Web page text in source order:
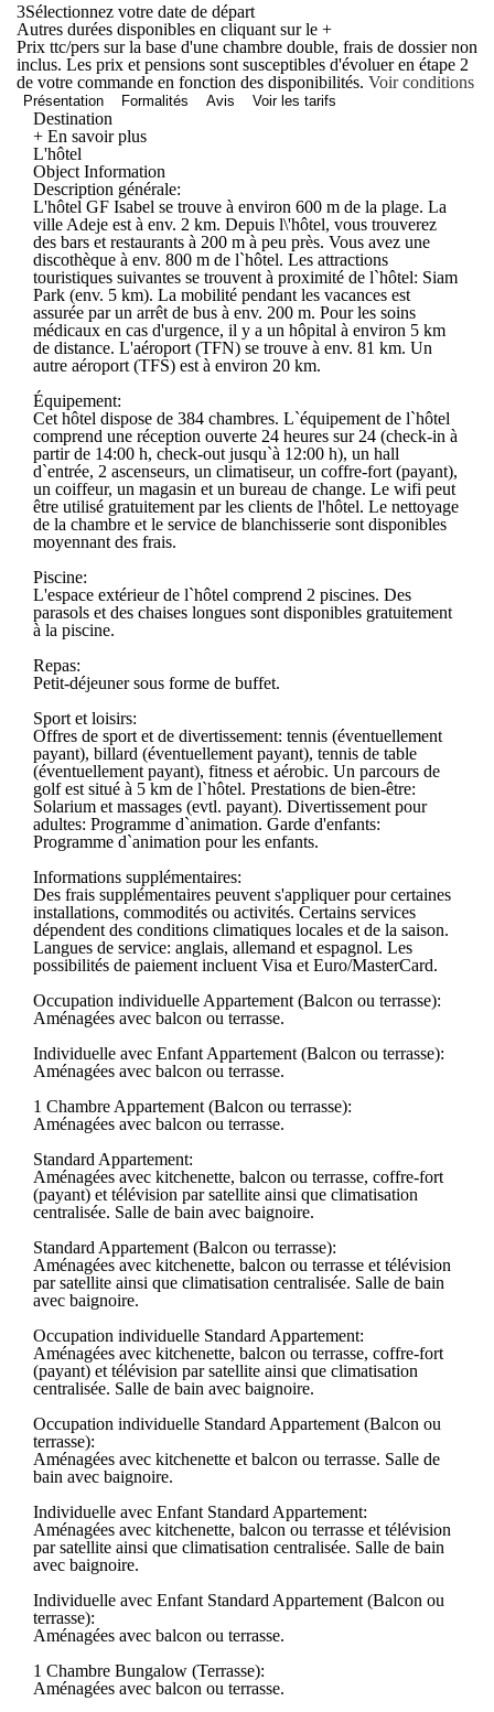
3Sélectionnez votre date de départ
Autres durées disponibles en cliquant sur le +
Prix ttc/pers sur la base d'une chambre double, frais de dossier non
inclus. Les prix et pensions sont susceptibles d'évoluer en étape 2
de votre commande en fonction des disponibilités. Voir conditions
Présentation Formalités Avis Voir les tarifs
Destination
+ En savoir plus
L'hôtel
Object Information
Description générale:
L'hôtel GF Isabel se trouve à environ 600 m de la plage. La
ville Adeje est à env. 2 km. Depuis l\'hôtel, vous trouverez
des bars et restaurants à 200 m à peu près. Vous avez une
discothèque à env. 800 m de l`hôtel. Les attractions
touristiques suivantes se trouvent à proximité de l`hôtel: Siam
Park (env. 5 km). La mobilité pendant les vacances est
assurée par un arrêt de bus à env. 200 m. Pour les soins
médicaux en cas d'urgence, il y a un hôpital à environ 5 km
de distance. L'aéroport (TFN) se trouve à env. 81 km. Un
autre aéroport (TFS) est à environ 20 km.
Équipement:
Cet hôtel dispose de 384 chambres. L`équipement de l`hôtel
comprend une réception ouverte 24 heures sur 24 (check-in à
partir de 14:00 h, check-out jusqu`à 12:00 h), un hall
d`entrée, 2 ascenseurs, un climatiseur, un coffre-fort (payant),
un coiffeur, un magasin et un bureau de change. Le wifi peut
être utilisé gratuitement par les clients de l'hôtel. Le nettoyage
de la chambre et le service de blanchisserie sont disponibles
moyennant des frais.
Piscine:
L'espace extérieur de l`hôtel comprend 2 piscines. Des
parasols et des chaises longues sont disponibles gratuitement
à la piscine.
Repas:
Petit-déjeuner sous forme de buffet.
Sport et loisirs:
Offres de sport et de divertissement: tennis (éventuellement
payant), billard (éventuellement payant), tennis de table
(éventuellement payant), fitness et aérobic. Un parcours de
golf est situé à 5 km de l`hôtel. Prestations de bien-être:
Solarium et massages (evtl. payant). Divertissement pour
adultes: Programme d`animation. Garde d'enfants:
Programme d`animation pour les enfants.
Informations supplémentaires:
Des frais supplémentaires peuvent s'appliquer pour certaines
installations, commodités ou activités. Certains services
dépendent des conditions climatiques locales et de la saison.
Langues de service: anglais, allemand et espagnol. Les
possibilités de paiement incluent Visa et Euro/MasterCard.
Occupation individuelle Appartement (Balcon ou terrasse):
Aménagées avec balcon ou terrasse.
Individuelle avec Enfant Appartement (Balcon ou terrasse):
Aménagées avec balcon ou terrasse.
1 Chambre Appartement (Balcon ou terrasse):
Aménagées avec balcon ou terrasse.
Standard Appartement:
Aménagées avec kitchenette, balcon ou terrasse, coffre-fort
(payant) et télévision par satellite ainsi que climatisation
centralisée. Salle de bain avec baignoire.
Standard Appartement (Balcon ou terrasse):
Aménagées avec kitchenette, balcon ou terrasse et télévision
par satellite ainsi que climatisation centralisée. Salle de bain
avec baignoire.
Occupation individuelle Standard Appartement:
Aménagées avec kitchenette, balcon ou terrasse, coffre-fort
(payant) et télévision par satellite ainsi que climatisation
centralisée. Salle de bain avec baignoire.
Occupation individuelle Standard Appartement (Balcon ou
terrasse):
Aménagées avec kitchenette et balcon ou terrasse. Salle de
bain avec baignoire.
Individuelle avec Enfant Standard Appartement:
Aménagées avec kitchenette, balcon ou terrasse et télévision
par satellite ainsi que climatisation centralisée. Salle de bain
avec baignoire.
Individuelle avec Enfant Standard Appartement (Balcon ou
terrasse):
Aménagées avec balcon ou terrasse.
1 Chambre Bungalow (Terrasse):
Aménagées avec balcon ou terrasse.